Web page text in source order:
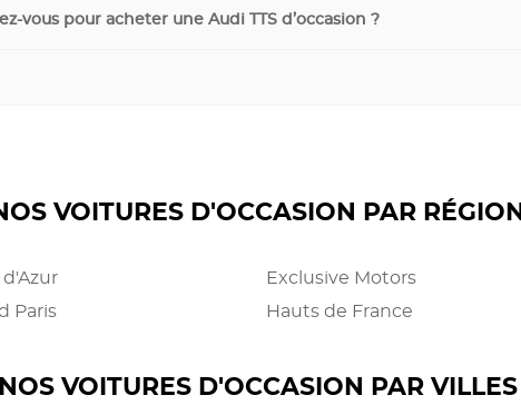
vous pour acheter une Audi TTS d’occasion ?
VOITURES D'OCCASION PAR RÉGION
Exclusive Motors
Paris Hauts de France
NOS VOITURES D'OCCASION PAR VILLES